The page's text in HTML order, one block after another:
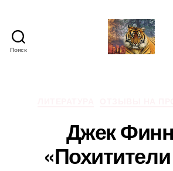
Поиск
Джек